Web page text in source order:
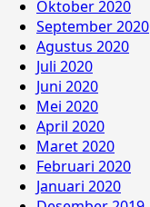
Oktober 2020
September 2020
Agustus 2020
Juli 2020
Juni 2020
Mei 2020
April 2020
Maret 2020
Februari 2020
Januari 2020